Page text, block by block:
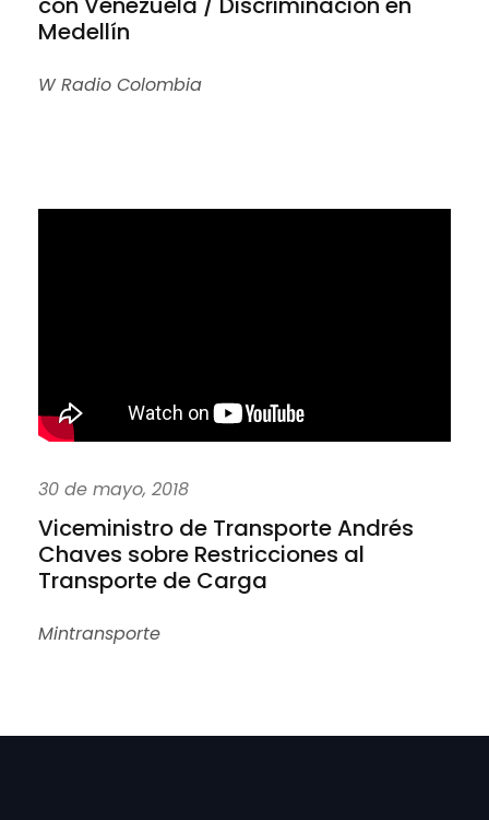
Medellín
W Radio Colombia
30 de mayo, 2018
Viceministro de Transporte Andrés
Chaves sobre Restricciones al
Transporte de Carga
Mintransporte